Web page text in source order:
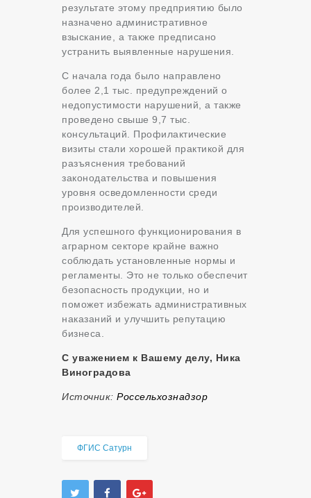
результате этому предприятию было
назначено административное
взыскание, а также предписано
устранить выявленные нарушения.
С начала года было направлено
более 2,1 тыс. предупреждений о
недопустимости нарушений, а также
проведено свыше 9,7 тыс.
консультаций. Профилактические
визиты стали хорошей практикой для
разъяснения требований
законодательства и повышения
уровня осведомленности среди
производителей.
Для успешного функционирования в
аграрном секторе крайне важно
соблюдать установленные нормы и
регламенты. Это не только обеспечит
безопасность продукции, но и
поможет избежать административных
наказаний и улучшить репутацию
бизнеса.
С уважением к Вашему делу, Ника
Виноградова
Источник: Россельхознадзор
ФГИС Сатурн